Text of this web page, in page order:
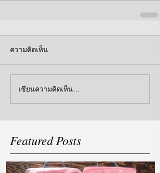
ความคิดเห็น
เขียนความคิดเห็น…
Featured Posts